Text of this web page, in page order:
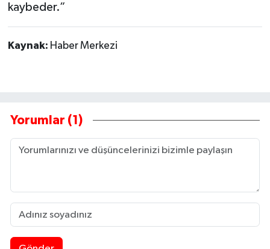
kaybeder.”
Kaynak: Haber Merkezi
Yorumlar (1)